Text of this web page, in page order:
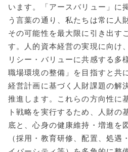
います。「アースバリュー」に
う言葉の通り、私たちは常に人
その可能性を最大限に引き出す
す。人的資本経営の実現に向け
リシー・バリューに共感する多
職場環境の整備」を目指すと共
経営計画に基づく人財課題の解
推進します。これらの方向性に
ト戦略を実行するため、人財の
底と、心身の健康維持・増進を
（採用・教育研修、配置、処遇